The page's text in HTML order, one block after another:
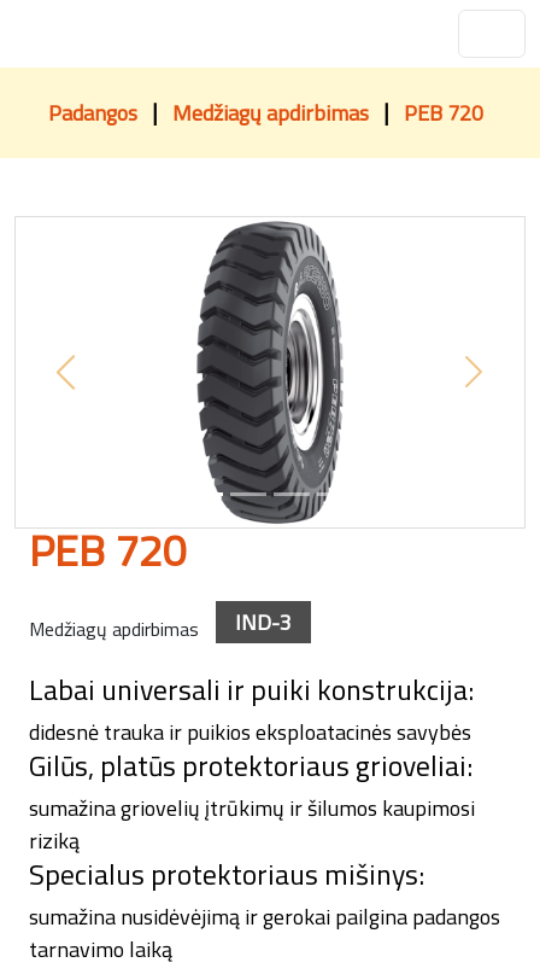
Padangos | Medžiagų apdirbimas | PEB 720
Previous Next
PEB 720
Medžiagų apdirbimas IND-3
Labai universali ir puiki konstrukcija:
didesnė trauka ir puikios eksploatacinės savybės
Gilūs, platūs protektoriaus grioveliai:
sumažina griovelių įtrūkimų ir šilumos kaupimosi
riziką
Specialus protektoriaus mišinys:
sumažina nusidėvėjimą ir gerokai pailgina padangos
tarnavimo laiką